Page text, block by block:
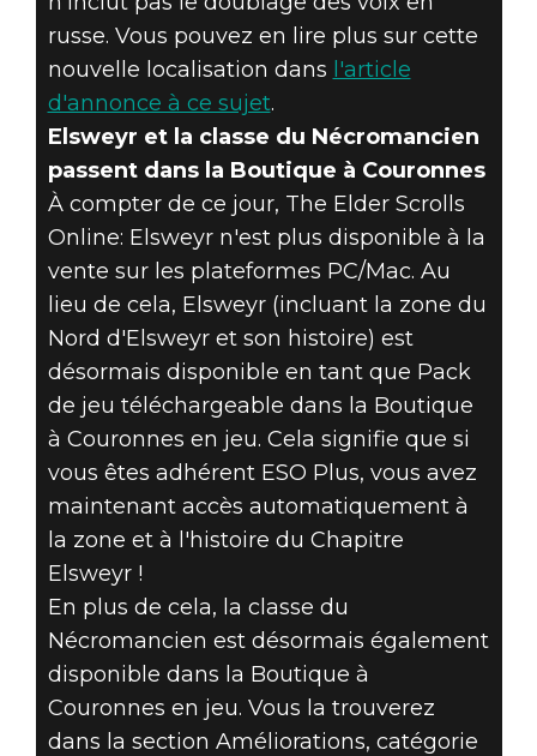
russe. Vous pouvez en lire plus sur cette
nouvelle localisation dans l'article
d'annonce à ce sujet.
Elsweyr et la classe du Nécromancien
passent dans la Boutique à Couronnes
À compter de ce jour, The Elder Scrolls
Online: Elsweyr n'est plus disponible à la
vente sur les plateformes PC/Mac. Au
lieu de cela, Elsweyr (incluant la zone du
Nord d'Elsweyr et son histoire) est
désormais disponible en tant que Pack
de jeu téléchargeable dans la Boutique
à Couronnes en jeu. Cela signifie que si
vous êtes adhérent ESO Plus, vous avez
maintenant accès automatiquement à
la zone et à l'histoire du Chapitre
Elsweyr !
En plus de cela, la classe du
Nécromancien est désormais également
disponible dans la Boutique à
Couronnes en jeu. Vous la trouverez
dans la section Améliorations, catégorie